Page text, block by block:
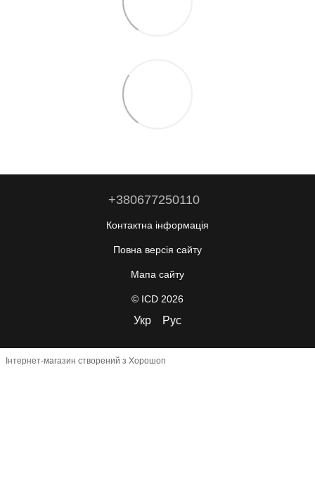
+380677250110
Контактна інформація
Повна версія сайту
Мапа сайту
© ICD 2026
Укр Рус
Інтернет-магазин створений з Хорошоп